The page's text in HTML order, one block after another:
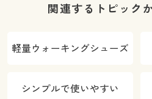
関連するトピック
軽量ウォーキングシューズ
シンプルで使いやすい